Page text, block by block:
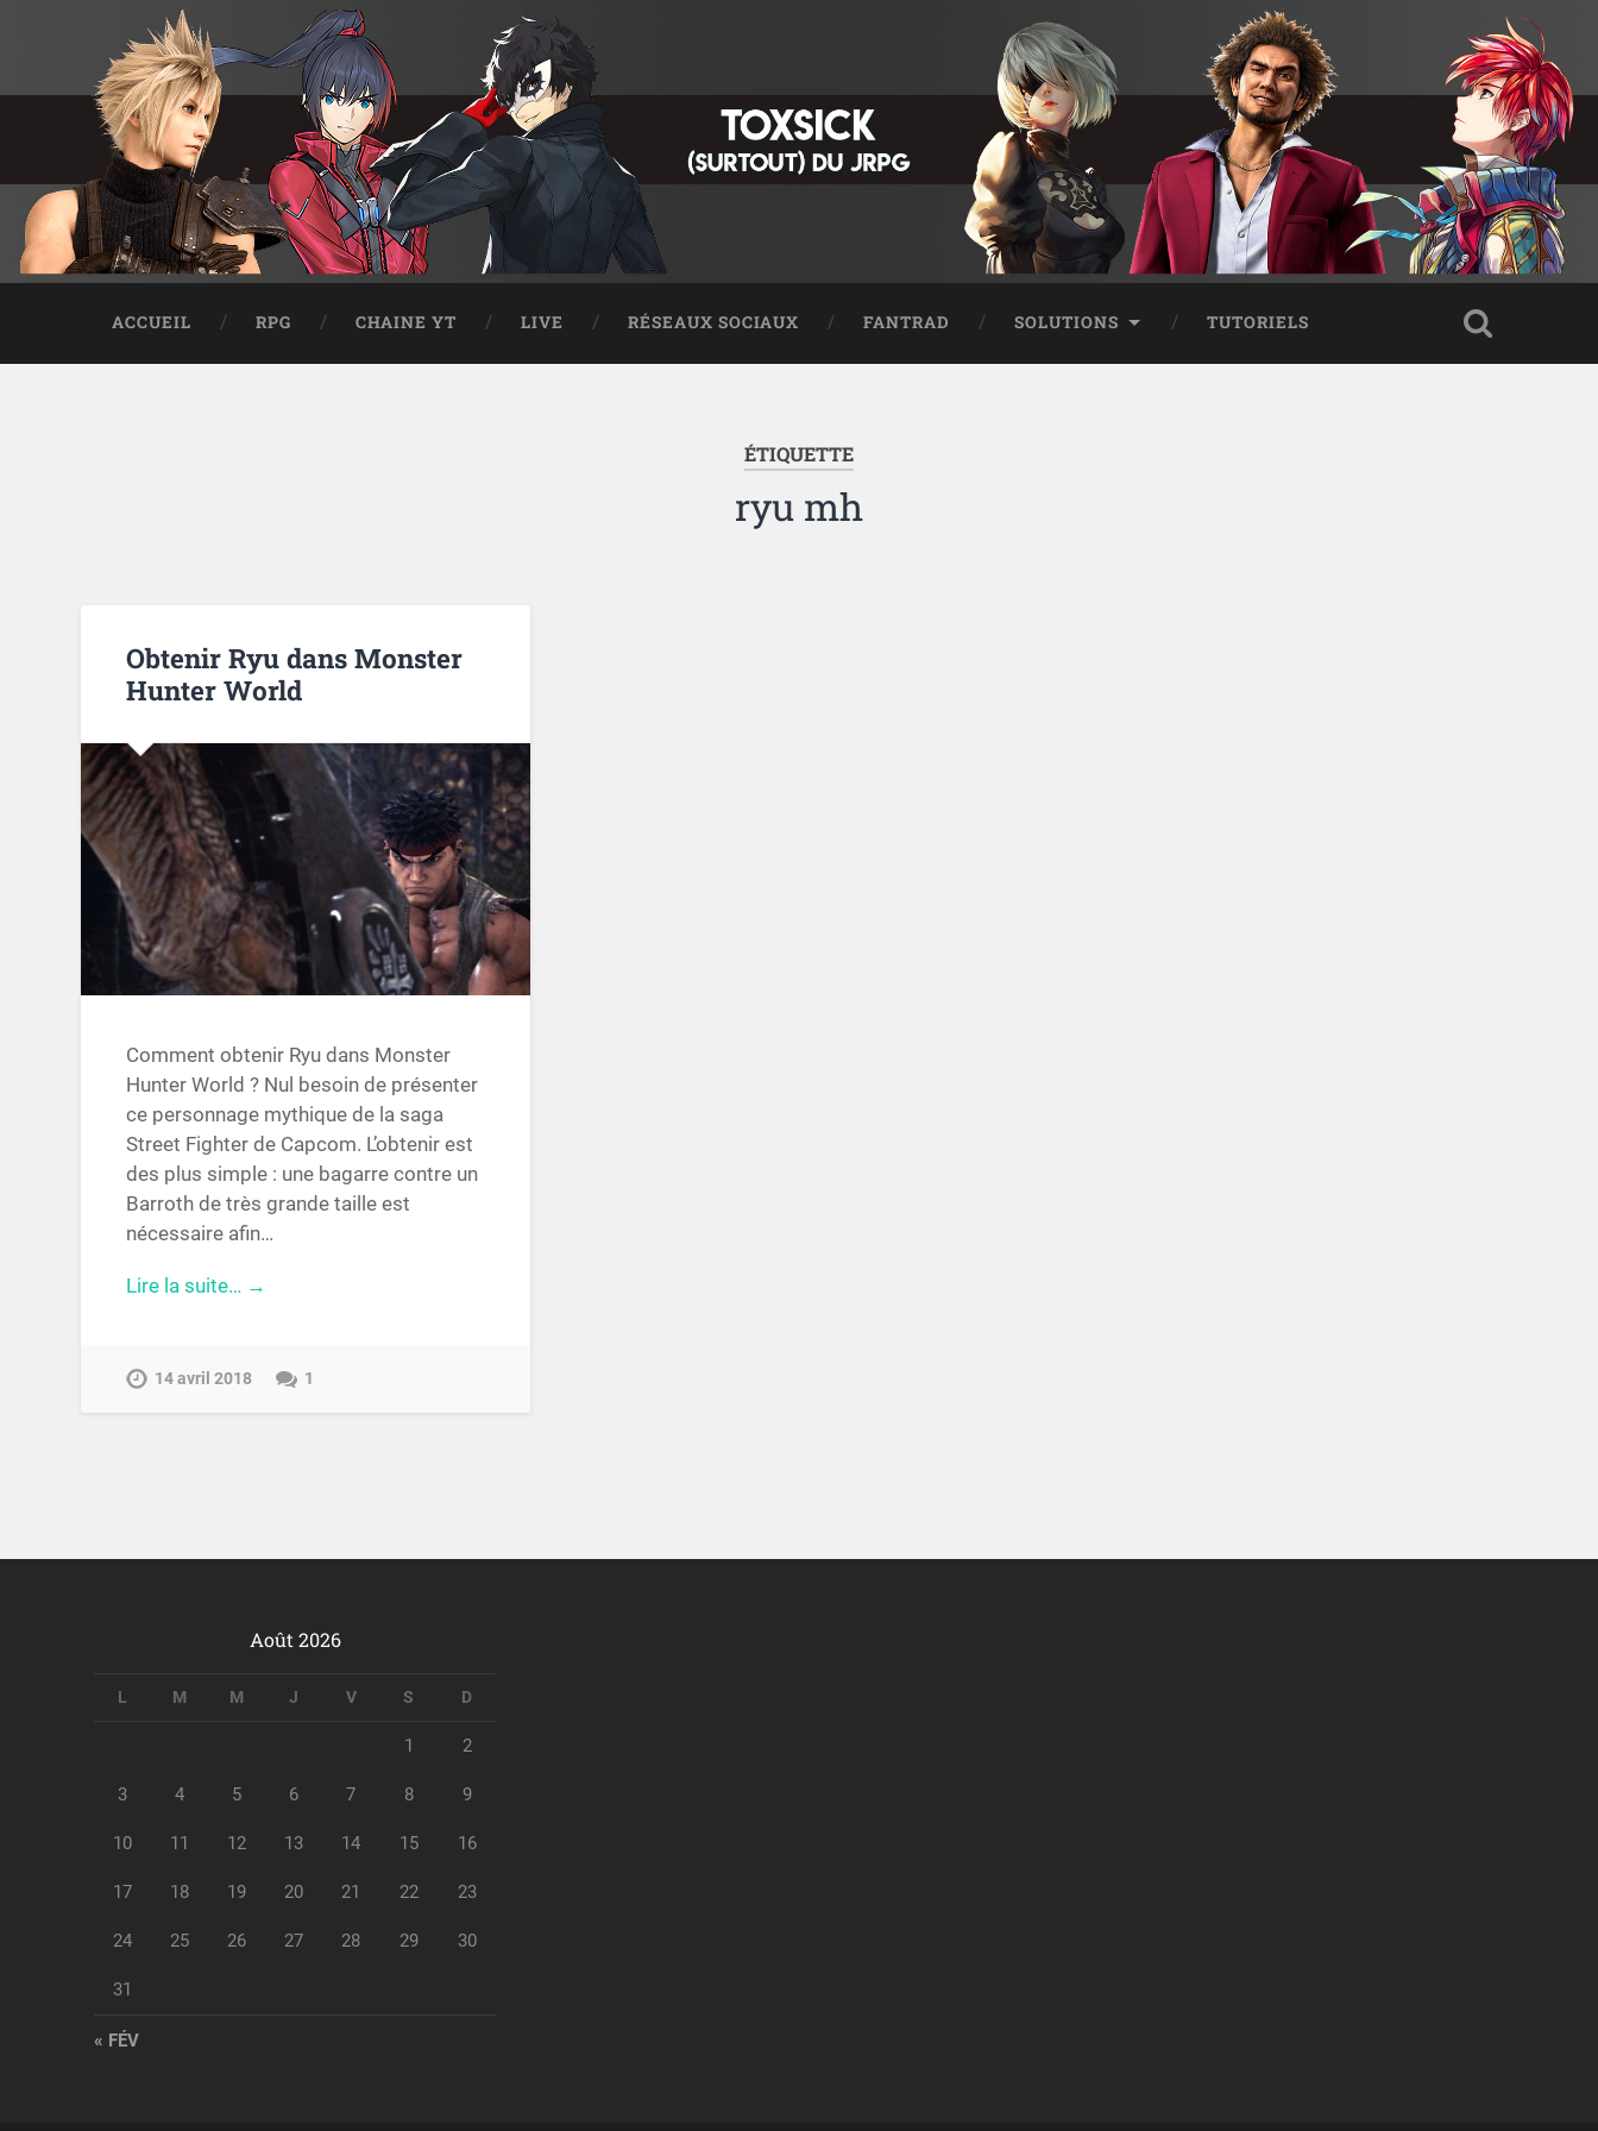
ACCUEIL RPG CHAINE YT LIVE RÉSEAUX SOCIAUX FANTRAD SOLUTIONS TUTORIELS
ÉTIQUETTE
ryu mh
Obtenir Ryu dans Monster
Hunter World
Comment obtenir Ryu dans Monster
Hunter World ? Nul besoin de présenter
ce personnage mythique de la saga
Street Fighter de Capcom. L’obtenir est
des plus simple : une bagarre contre un
Barroth de très grande taille est
nécessaire afin…
Lire la suite… →
14 avril 2018 1
Août 2026
L M M J V S D
1 2
3 4 5 6 7 8 9
10 11 12 13 14 15 16
17 18 19 20 21 22 23
24 25 26 27 28 29 30
31
« FÉV